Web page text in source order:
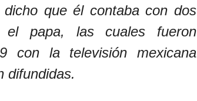
que él contaba con dos
el papa, las cuales fueron
con la televisión mexicana
difundidas.